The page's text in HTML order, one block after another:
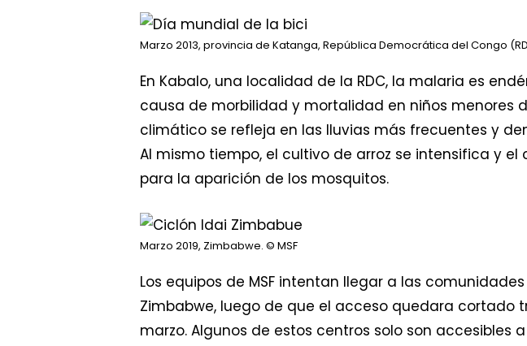
Marzo 2013, provincia de Katanga, República Democrática del Congo
En Kabalo, una localidad de la RDC, la malaria es
causa de morbilidad y mortalidad en niños menores
climático se refleja en las lluvias más frecuentes y
Al mismo tiempo, el cultivo de arroz se intensifica y
para la aparición de los mosquitos.
Marzo 2019, Zimbabwe. © MSF
Los equipos de MSF intentan llegar a las
Zimbabwe, luego de que el acceso quedara cortado
marzo. Algunos de estos centros solo son accesibles